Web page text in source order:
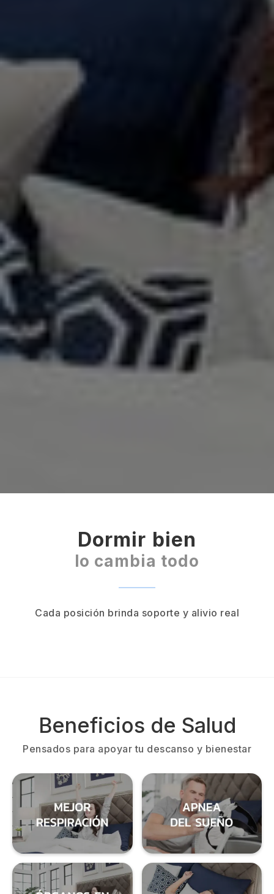
Dormir bien
lo cambia todo
Cada posición brinda soporte y alivio real
Beneficios de Salud
Pensados para apoyar tu descanso y bienestar